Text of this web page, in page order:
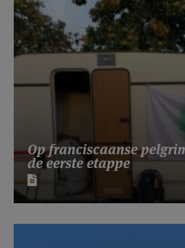
Op franciscaanse
de eerste etappe